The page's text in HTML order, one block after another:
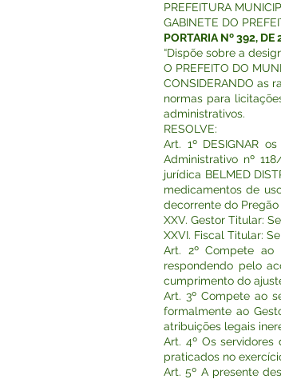
PREFEITURA
GABINETE DO
PORTARIA Nº 392, DE
“Dispõe sobre a
O PREFEITO DO
CONSIDERANDO as
normas para
administrativos.
RESOLVE:
Art. 1º DESIGNAR
Administrativo nº
jurídica BELMED
medicamentos de
decorrente do Pregão
XXV. Gestor Titular:
XXVI. Fiscal Titular:
Art. 2º Compete ao
respondendo pelo
cumprimento do
Art. 3º Compete ao
formalmente ao
atribuições legais
Art. 4º Os
praticados no
Art. 5º A presente